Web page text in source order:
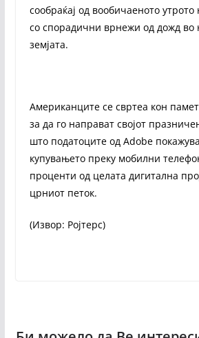
сообраќај од вообичаеното
со спорадични врнежи од дожд во
земјата.
Американците се свртеа кон
за да го направат својот
што податоците од Adobe
купувањето преку мобилни
проценти од целата дигитална
црниот петок.
(Извор: Ројтерс)